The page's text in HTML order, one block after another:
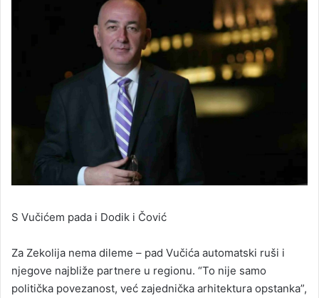
S Vučićem pada i Dodik i Čović
Za Zekolija nema dileme – pad Vučića automatski ruši i
njegove najbliže partnere u regionu. “To nije samo
politička povezanost, već zajednička arhitektura opstanka”,